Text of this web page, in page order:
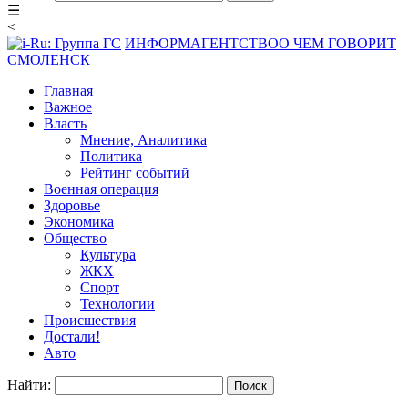
☰
<
ИНФОРМАГЕНТСТВОО ЧЕМ ГОВОРИТ
СМОЛЕНСК
Главная
Важное
Власть
Мнение, Аналитика
Политика
Рейтинг событий
Военная операция
Здоровье
Экономика
Общество
Культура
ЖКХ
Спорт
Технологии
Происшествия
Достали!
Авто
Найти: